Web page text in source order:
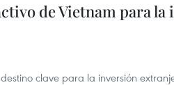
de Vietnam para la
clave para la inversión